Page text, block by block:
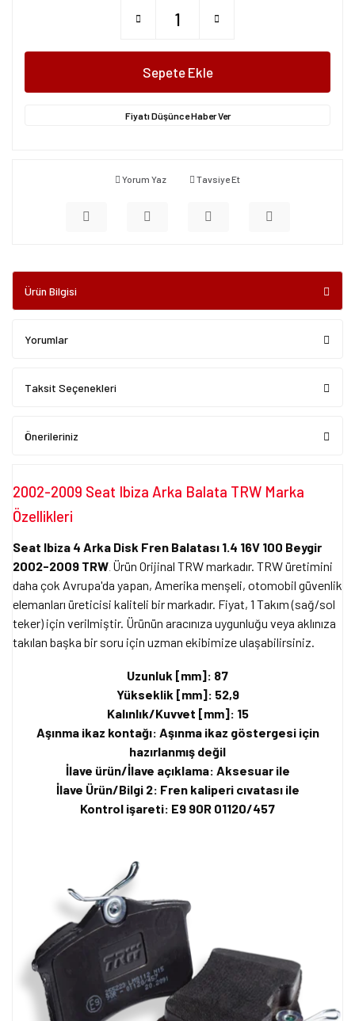
Sepete Ekle
Fiyatı Düşünce Haber Ver
Yorum Yaz Tavsiye Et
Ürün Bilgisi
Yorumlar
Taksit Seçenekleri
Önerileriniz
2002-2009 Seat Ibiza Arka Balata TRW Marka
Özellikleri
Seat Ibiza 4 Arka Disk Fren Balatası 1.4 16V 100 Beygir
2002-2009 TRW Ürün Orijinal TRW markadır. TRW üretimini
daha çok Avrupa'da yapan, Amerika menşeli, otomobil güvenlik
elemanları üreticisi kaliteli bir markadır. Fiyat, 1 Takım (sağ/sol
teker) için verilmiştir. Ürünün aracınıza uygunluğu veya aklınıza
takılan başka bir soru için uzman ekibimize ulaşabilirsiniz.
Uzunluk [mm]: 87
Yükseklik [mm]: 52,9
Kalınlık/Kuvvet [mm]: 15
Aşınma ikaz kontağı: Aşınma ikaz göstergesi için
hazırlanmış değil
İlave ürün/İlave açıklama: Aksesuar ile
İlave Ürün/Bilgi 2: Fren kaliperi cıvatası ile
Kontrol işareti: E9 90R 01120/457